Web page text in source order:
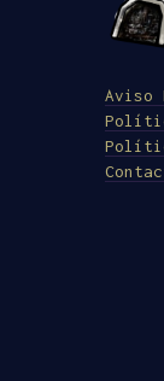
Aviso